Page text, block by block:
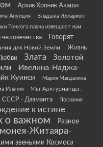
Архив Хроник Акаши
Анунция Владыка Илларион
Тонкого плана извещают нам
Говорят
для Новой Земли
Жизнь
Злата
Золотой
Ивелина-Наджа-
Куинси Мария Магдалина
Илания
Мы-Арктурианцы.
СССР - Даэманта
Послания
к истине
о важном Разное
Житаяра-
звеньями Космоса